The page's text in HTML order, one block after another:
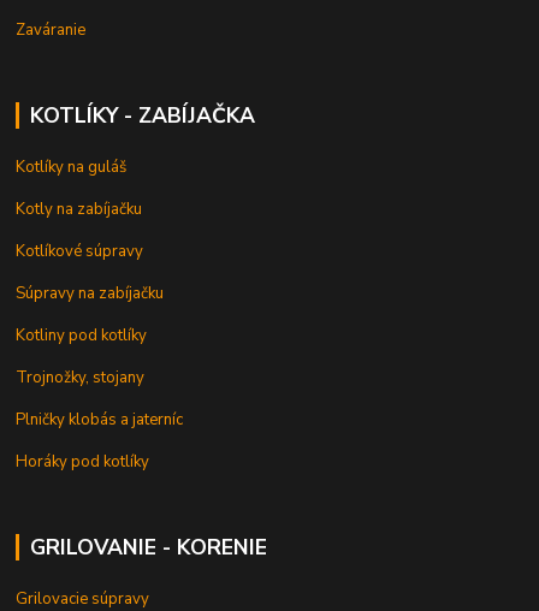
Zaváranie
KOTLÍKY - ZABÍJAČKA
Kotlíky na guláš
Kotly na zabíjačku
Kotlíkové súpravy
Súpravy na zabíjačku
Kotliny pod kotlíky
Trojnožky, stojany
Plničky klobás a jaterníc
Horáky pod kotlíky
GRILOVANIE - KORENIE
Grilovacie súpravy